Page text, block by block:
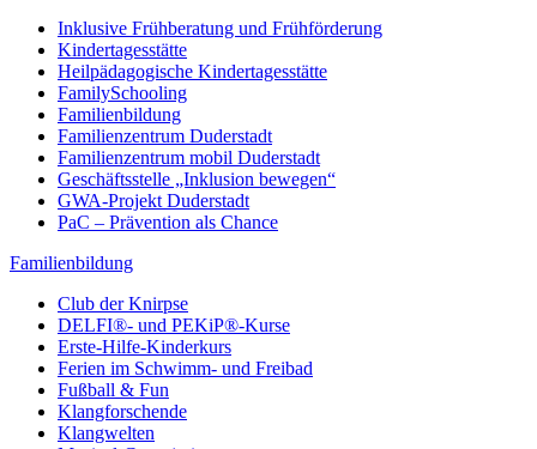
Inklusive Frühberatung und Frühförderung
Kindertagesstätte
Heilpädagogische Kindertagesstätte
FamilySchooling
Familienbildung
Familienzentrum Duderstadt
Familienzentrum mobil Duderstadt
Geschäftsstelle „Inklusion bewegen“
GWA-Projekt Duderstadt
PaC – Prävention als Chance
Familienbildung
Club der Knirpse
DELFI®- und PEKiP®-Kurse
Erste-Hilfe-Kinderkurs
Ferien im Schwimm- und Freibad
Fußball & Fun
Klangforschende
Klangwelten